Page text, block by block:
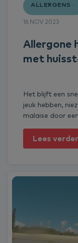
ALLERGENS
16 NOV 2023
Allergone
met
Het blijft een
jeuk hebben,
malaise door
Lees verder